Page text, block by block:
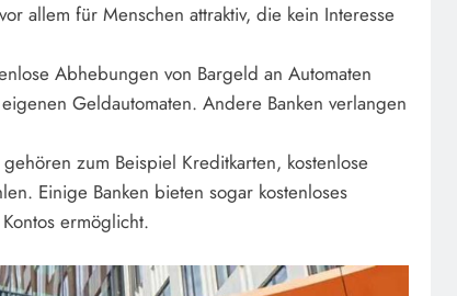
allem für Menschen attraktiv, die kein Interesse
Abhebungen von Bargeld an Automaten
Geldautomaten. Andere Banken verlangen
zum Beispiel Kreditkarten, kostenlose
Einige Banken bieten sogar kostenloses
ermöglicht.